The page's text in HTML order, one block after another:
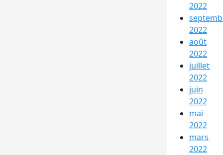
2022
2022
août
2022
juillet
2022
juin
2022
mai
2022
mars
2022